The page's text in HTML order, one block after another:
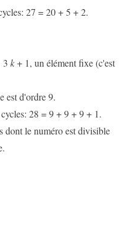
27 = 20 + 5 + 2.
k+ 1, un élément fixe (c'est
d'ordre 9.
28 = 9 + 9 + 9 + 1.
le numéro est divisible